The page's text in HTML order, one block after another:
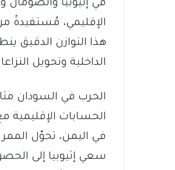
في إثيوبيا والصومال
الإقليمي، مُستفيدةً
هذا التوازن الدقيق
الداخلية وتحويل
الحرب في السودان
الحسابات
في اليمن، تحوّل
سعي إثيوبيا إلى